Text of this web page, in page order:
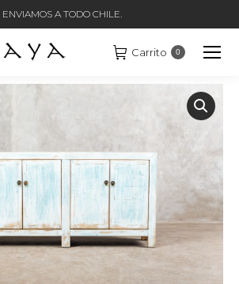
ENVIAMOS A TODO CHILE.
Carrito 0